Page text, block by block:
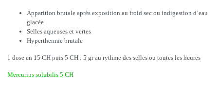
Apparition brutale après exposition au froid sec ou indigestion d’eau
glacée
Selles aqueuses et vertes
Hyperthermie brutale
1 dose en 15 CH puis 5 CH : 5 gr au rythme des selles ou toutes les heures
Mercurius solubilis 5 CH